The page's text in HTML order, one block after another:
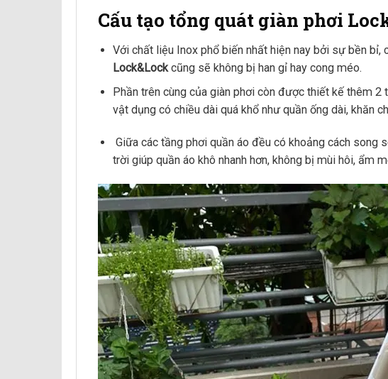
Cấu tạo tổng quát giàn phơi
Với chất liệu Inox phổ biến nhất hiện nay bởi sự bền
Lock&Lock cũng sẽ không bị han gỉ hay cong méo.
Phần trên cùng của giàn phơi còn được thiết kế thêm
vật dụng có chiều dài quá khổ như quần ống dài, khăn
Giữa các tầng phơi quần áo đều có khoảng cách song
trời giúp quần áo khô nhanh hơn, không bị mùi hôi, ẩm